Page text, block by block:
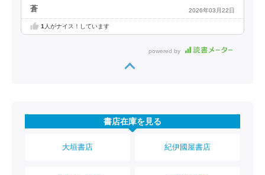
蒼 2026年03月22日
1 人がナイス！しています
powered by
書店在庫を見る
大垣書店 紀伊國屋書店